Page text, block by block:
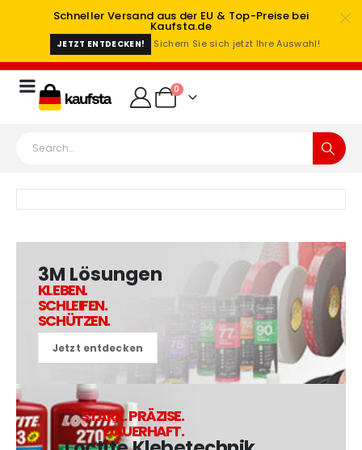
Schneller Versand aus der EU & Top-Preise bei
Kaufsta.de
JETZT ENTDECKEN! Sichern Sie sich jetzt Ihre Auswahl!
0
3M Lösungen
KLEBEN.
SCHLEIFEN.
SCHÜTZEN.
Jetzt entdecken
STARK. PRÄZISE.
DAUERHAFT.